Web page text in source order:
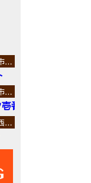
…
…
番館
…